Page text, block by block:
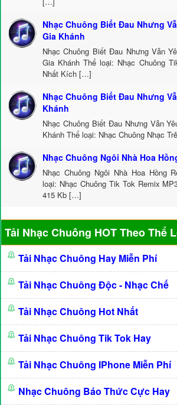
Nhạc Chuông Biết Đau Nhưng
Gia Khánh
Nhạc Chuông Biết Đau Nhưng Vẫn
Gia Khánh Thể loại: Nhạc Chuông
Nhất Kích […]
Nhạc Chuông Biết Đau Nhưng
Khánh
Nhạc Chuông Biết Đau Nhưng Vẫn
Khánh Thể loại: Nhạc Chuông Nhạc
Nhạc Chuông Ngôi Nhà Hoa
Nhạc Chuông Ngôi Nhà Hoa Hồng
loại: Nhạc Chuông Tik Tok Remix
415 Kb […]
Tải Nhạc Chuông HOT Theo Thể
Tải Nhạc Chuông Hay Miễn Phí
Tải Nhạc Chuông Độc - Nhạc Chế
Tải Nhạc Chuông Hot Nhất
Tải Nhạc Chuông Tik Tok Hay
Tải Nhạc Chuông IPhone Miễn Phí
Nhạc Chuông Báo Thức Cực Hay